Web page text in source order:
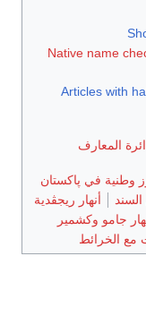
Native name
Articles with
المعارف
وطنية في پاكستان
أنهار ريجڤدية
جامو وكشمير
الخرائط